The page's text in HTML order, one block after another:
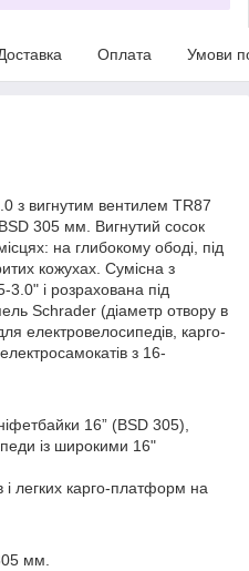
Оплата Умови
з вигнутим вентилем TR87
305 мм. Вигнутий сосок
на глибокому ободі, під
кожухах. Сумісна з
і розрахована під
Schrader (діаметр отвору в
електровелосипедів, карго-
з 16-
16” (BSD 305),
із широкими 16"
легких карго-платформ на
мм.